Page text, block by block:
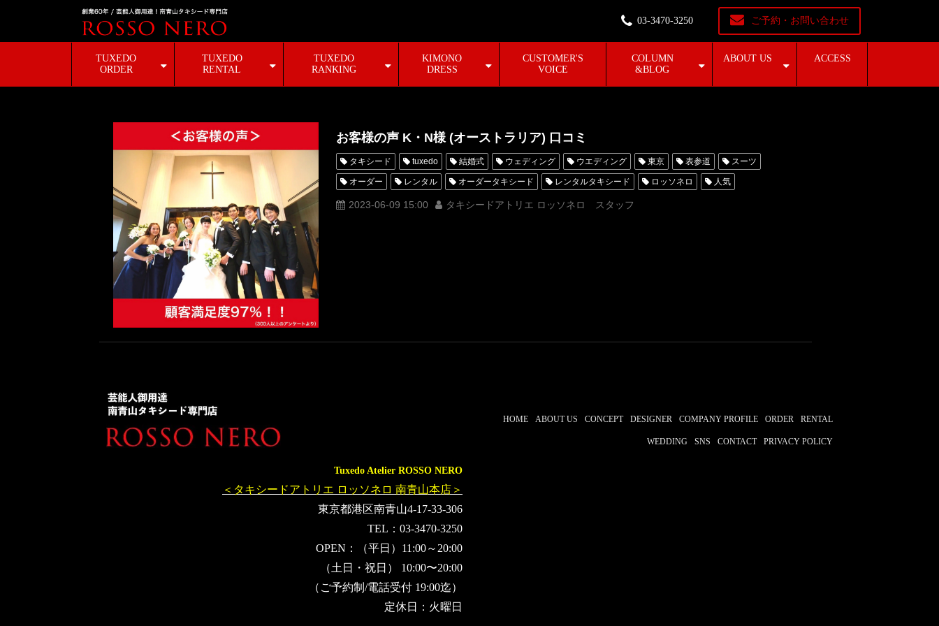
03-3470-3250 ご予約・お問い合わせ
TUXEDO
ORDER
TUXEDO
RENTAL
TUXEDO
RANKING
KIMONO
DRESS
CUSTOMER'S
VOICE
COLUMN
&BLOG
ABOUT US ACCESS
お客様の声 K・N様 (オーストラリア) 口コミ
タキシード tuxedo 結婚式 ウェディング ウエディング 東京 表参道 スーツ
オーダー レンタル オーダータキシード レンタルタキシード ロッソネロ 人気
クチコミ 口コミ 購入 お客様の声 名古屋 オーダータキシード東京
2023-06-09 15:00 タキシードアトリエ ロッソネロ スタッフ
Tuxedo Atelier ROSSO NERO
＜タキシードアトリエ ロッソネロ 南青山本店＞
東京都港区南青山4-17-33-306
TEL：03-3470-3250
OPEN：（平日）11:00～20:00
（土日・祝日） 10:00〜20:00
（ご予約制/電話受付 19:00迄）
定休日：火曜日
HOME ABOUT US CONCEPT DESIGNER COMPANY PROFILE ORDER RENTAL
WEDDING SNS CONTACT PRIVACY POLICY